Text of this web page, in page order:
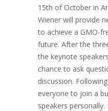
15th of October in
Wiener will provide
to achieve a GMO-
future. After the
the keynote
chance to ask
discussion.
everyone to join a
speakers